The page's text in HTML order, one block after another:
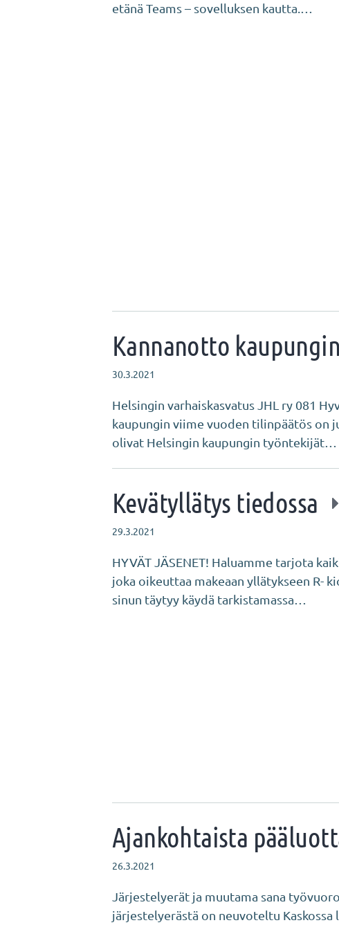
etänä Teams – sovelluksen kautta.…
Kannanotto
30.3.2021
Helsingin varhaiskasvatus JHL ry 081
kaupungin viime vuoden tilinpäätös on
olivat Helsingin kaupungin työntekijät…
Kevätyllätys tiedossa
29.3.2021
HYVÄT JÄSENET! Haluamme tarjota
joka oikeuttaa makeaan yllätykseen R-
sinun täytyy käydä tarkistamassa…
Ajankohtaista
26.3.2021
Järjestelyerät ja muutama sana
järjestelyerästä on neuvoteltu